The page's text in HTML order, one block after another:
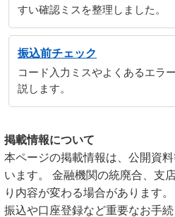
すい確認ミスを整理しました。
振込前チェック
コード入力ミスやよくあるエラ
説します。
掲載情報について
本ページの掲載情報は、公開資
います。 金融機関の統廃合、支
り内容が変わる場合があります。
振込や口座登録など重要なお手